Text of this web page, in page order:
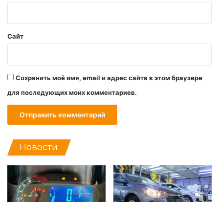
Сайт
Сохранить моё имя, email и адрес сайта в этом браузере
для последующих моих комментариев.
Новости